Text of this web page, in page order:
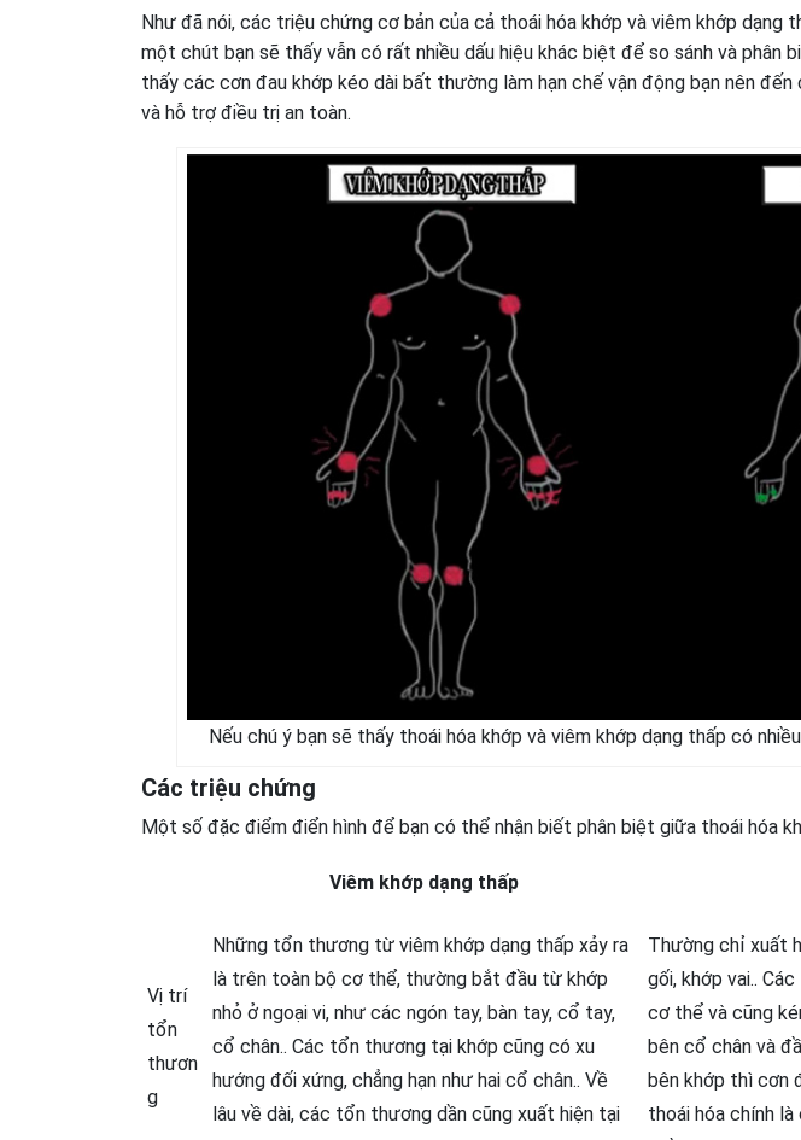
Như đã nói, các triệu chứng cơ bản của cả thoái hóa khớp và viêm khớp dạng
một chút bạn sẽ thấy vẫn có rất nhiều dấu hiệu khác biệt để so sánh và phân
thấy các cơn đau khớp kéo dài bất thường làm hạn chế vận động bạn nên
và hỗ trợ điều trị an toàn.
Nếu chú ý bạn sẽ thấy thoái hóa khớp và viêm khớp dạng thấp có
Các triệu chứng
Một số đặc điểm điển hình để bạn có thể nhận biết phân biệt giữa thoái hóa
Viêm khớp dạng thấp
Vị trí
tổn
thươn
g
Những tổn thương từ viêm khớp dạng thấp xảy ra
là trên toàn bộ cơ thể, thường bắt đầu từ khớp
nhỏ ở ngoại vi, như các ngón tay, bàn tay, cổ tay,
cổ chân.. Các tổn thương tại khớp cũng có xu
hướng đối xứng, chẳng hạn như hai cổ chân.. Về
lâu về dài, các tổn thương dần cũng xuất hiện tại
Thường chỉ xuất
gối, khớp vai..
cơ thể và cũng
bên cổ chân và
bên khớp thì cơn
thoái hóa chính